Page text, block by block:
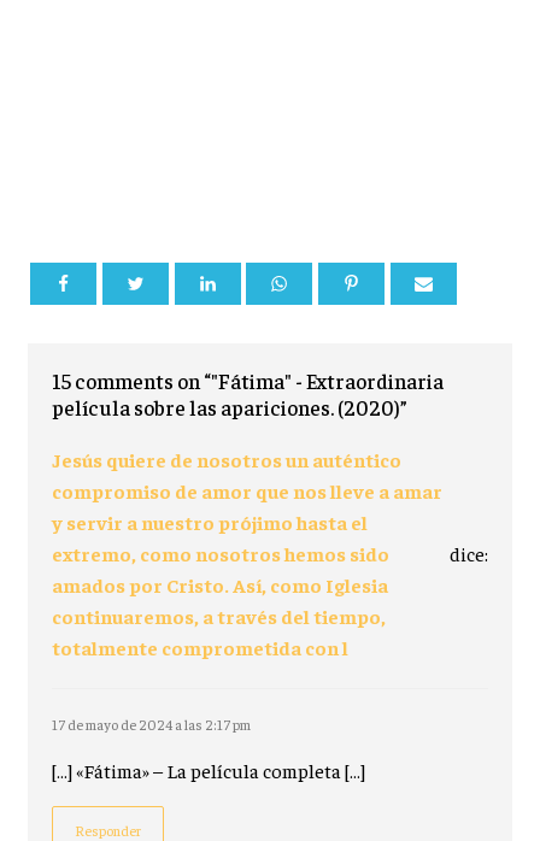
15 comments on “"Fátima" - Extraordinaria
película sobre las apariciones. (2020)”
Jesús quiere de nosotros un auténtico
compromiso de amor que nos lleve a amar
y servir a nuestro prójimo hasta el
extremo, como nosotros hemos sido
amados por Cristo. Así, como Iglesia
continuaremos, a través del tiempo,
totalmente comprometida con l
dice:
17 de mayo de 2024 a las 2:17 pm
[…] «Fátima» – La película completa […]
Responder